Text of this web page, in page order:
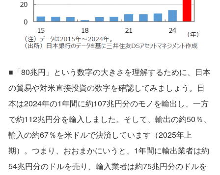
■「80兆円」という数字の大きさを理解するために、日本
の貿易や対米直接投資の数字を確認してみましょう。日
本は2024年の1年間に約107兆円分のモノを輸出し、一方
で約112兆円分を輸入しました。そして、輸出の約50％、
輸入の約67％を米ドルで決済しています（2025年上
期）。つまり、おおまかにいうと、1年間に輸出業者は約
54兆円分のドルを売り、輸入業者は約75兆円分のドルを